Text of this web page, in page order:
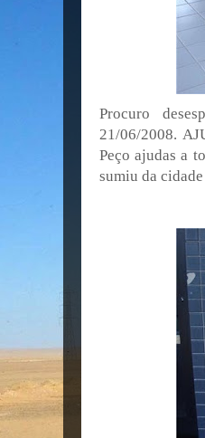
Procuro
21/06/2008.
Peço ajudas a
sumiu da